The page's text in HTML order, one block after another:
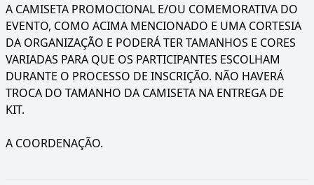
A CAMISETA PROMOCIONAL E/OU COMEMORATIVA DO
EVENTO, COMO ACIMA MENCIONADO E UMA CORTESIA
DA ORGANIZAÇÃO E PODERÁ TER TAMANHOS E CORES
VARIADAS PARA QUE OS PARTICIPANTES ESCOLHAM
DURANTE O PROCESSO DE INSCRIÇÃO. NÃO HAVERÁ
TROCA DO TAMANHO DA CAMISETA NA ENTREGA DE
KIT.
A COORDENAÇÃO.